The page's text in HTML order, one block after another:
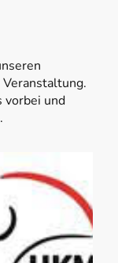
vorbei und